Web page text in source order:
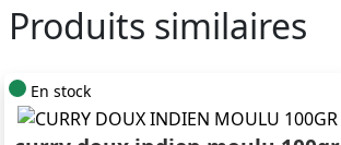
Produits similaires
En stock